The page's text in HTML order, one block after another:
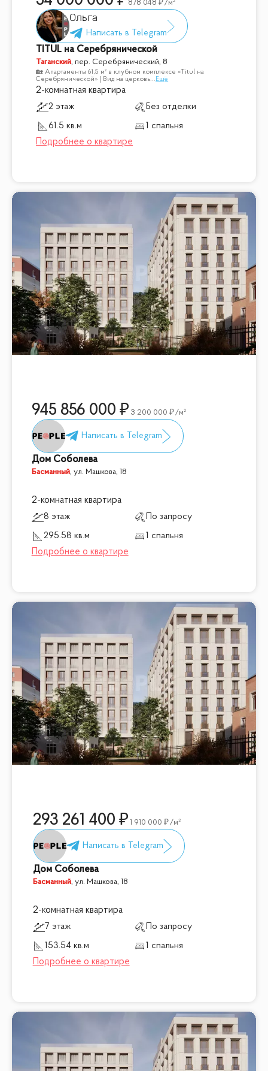
878 048 /м²
Ольга
TITUL на Серебрянической
Таганский,пер. Серебрянический, 8
🏡 Апартаменты 61,5 м² в клубном комплексе «Titul на
Серебрянической» | Вид на церковь... Ещё
2-комнатная квартира
2 этаж
Без отделки
61.5 кв.м
1 спальня
945 856 000 3 200 000 /м²
Дом Соболева
Басманный, ул. Машкова, 18
2-комнатная квартира
8 этаж
По запросу
295.58 кв.м
1 спальня
293 261 400 1 910 000 /м²
Дом Соболева
Басманный, ул. Машкова, 18
2-комнатная квартира
7 этаж
По запросу
153.54 кв.м
1 спальня